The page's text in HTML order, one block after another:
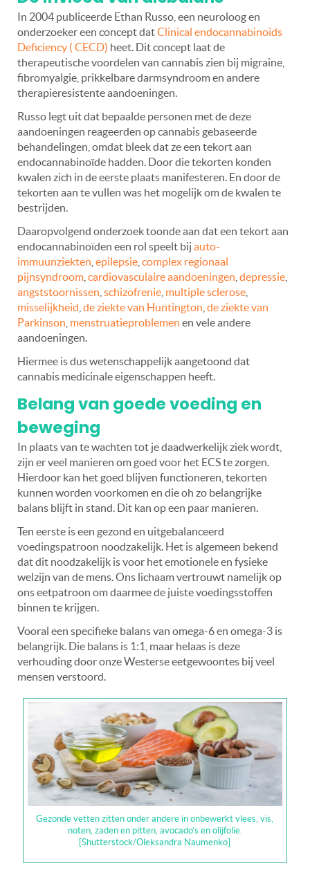
In 2004 publiceerde Ethan Russo, een neuroloog en
onderzoeker een concept datClinical endocannabinoids
Deficiency ( CECD) heet. Dit concept laat de
therapeutische voordelen van cannabis zien bij migraine,
fibromyalgie, prikkelbare darmsyndroom en andere
therapieresistente aandoeningen.
Russo legt uit dat bepaalde personen met de deze
aandoeningen reageerden op cannabis gebaseerde
behandelingen, omdat bleek dat ze een tekort aan
endocannabinoïde hadden. Door die tekorten konden
kwalen zich in de eerste plaats manifesteren. En door de
tekorten aan te vullen was het mogelijk om de kwalen te
bestrijden.
Daaropvolgend onderzoek toonde aan dat een tekort aan
endocannabinoïden een rol speelt bij auto-
immuunziekten epilepsie complex regionaal
pijnsyndroom cardiovasculaire aandoeningen depressie
angststoornissen schizofrenie multiple sclerose
misselijkheid de ziekte van Huntington de ziekte van
Parkinson menstruatieproblemen en vele andere
aandoeningen.
Hiermee is dus wetenschappelijk aangetoond dat
cannabis medicinale eigenschappen heeft.
Belang van goede voeding en
beweging
In plaats van te wachten tot je daadwerkelijk ziek wordt,
zijn er veel manieren om goed voor het ECS te zorgen.
Hierdoor kan het goed blijven functioneren, tekorten
kunnen worden voorkomen en die oh zo belangrijke
balans blijft in stand. Dit kan op een paar manieren.
Ten eerste is een gezond en uitgebalanceerd
voedingspatroon noodzakelijk. Het is algemeen bekend
dat dit noodzakelijk is voor het emotionele en fysieke
welzijn van de mens. Ons lichaam vertrouwt namelijk op
ons eetpatroon om daarmee de juiste voedingsstoffen
binnen te krijgen.
Vooral een specifieke balans van omega-6 en omega-3 is
belangrijk. Die balans is 1:1, maar helaas is deze
verhouding door onze Westerse eetgewoontes bij veel
mensen verstoord.
Gezonde vetten zitten onder andere in onbewerkt vlees, vis,
noten, zaden en pitten, avocado’s en olijfolie.
[Shutterstock/Oleksandra Naumenko]